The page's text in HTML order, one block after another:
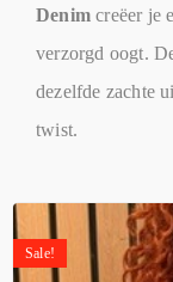
Denim creëer je
verzorgd oogt.
dezelfde zachte
twist.
Sale!